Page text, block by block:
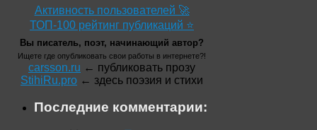
Активность пользователей 🚀
ТОП-100 рейтинг публикаций ⭐
Вы писатель, поэт, начинающий автор?
Ищете где опубликовать свои работы в интернете?!
carsson.ru ← публиковать прозу
StihiRu.pro ← здесь поэзия и стихи
Последние комментарии: